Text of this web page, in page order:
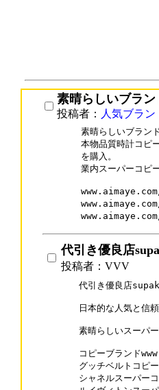
素晴らしいブラ
投稿者： 人気ブラン
素晴らしいブラン
本物品質時計コピ
を購入。
業内スーパーコピ
代引き優良店
投稿者：VVV
代引き優良店
日本的な人気と信
素晴らしいスーパ
コピーブランド
グッチベルトコ
シャネルスーパ